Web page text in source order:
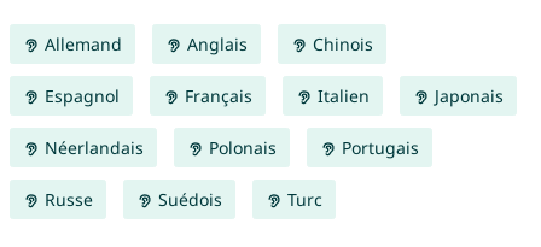
Allemand Anglais Chinois
Espagnol Français Italien Japonais
Néerlandais Polonais Portugais
Russe Suédois Turc